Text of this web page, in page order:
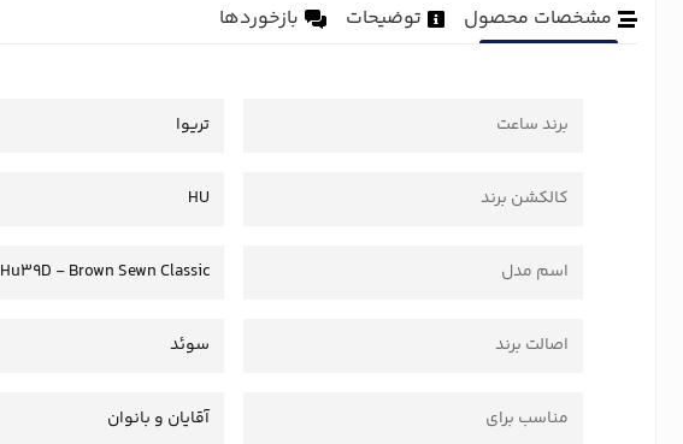
مشخصات محصول توضیحات بازخوردها
برند ساعت تریوا
کالکشن برند HU
اسم مدل Hu39D - Brown Sewn Classic
اصالت برند سوئد
مناسب برای آقایان و بانوان